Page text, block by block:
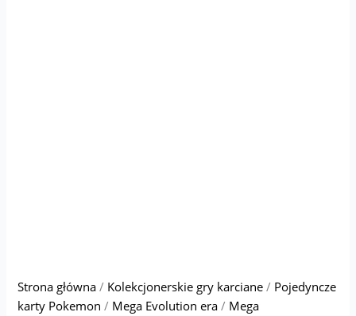
Strona główna / Kolekcjonerskie gry karciane / Pojedyncze
karty Pokemon / Mega Evolution era / Mega